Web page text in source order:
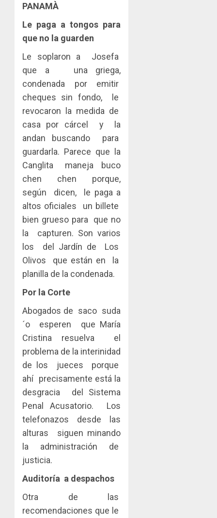
PANAMÀ
Le paga a tongos para
que no la guarden
Le soplaron a Josefa
que a una griega,
condenada por emitir
cheques sin fondo, le
revocaron la medida de
casa por cárcel y la
andan buscando para
guardarla. Parece que la
Canglita maneja buco
chen chen porque,
según dicen, le paga a
altos oficiales un billete
bien grueso para que no
la capturen. Son varios
los del Jardín de Los
Olivos que están en la
planilla de la condenada.
Por la Corte
Abogados de saco suda
´o esperen que María
Cristina resuelva el
problema de la interinidad
de los jueces porque
ahí precisamente está la
desgracia del Sistema
Penal Acusatorio. Los
telefonazos desde las
alturas siguen minando
la administración de
justicia.
Auditoría a despachos
Otra de las
recomendaciones que le